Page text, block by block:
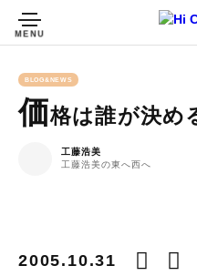
BLOG&NEWS
価格は誰が決め
工藤浩美
工藤浩美の東へ西へ
2005.10.31